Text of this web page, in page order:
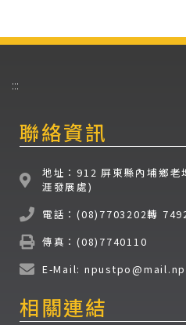
:::
聯絡資訊
地址：912 屏東縣內埔鄉
涯發展處)
電話：(08)7703202轉
傳真：(08)7740110
E-Mail:
相關連結